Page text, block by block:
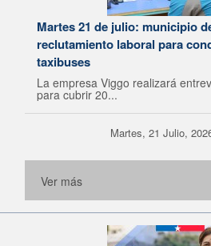
Martes 21 de julio: municipio
reclutamiento laboral para
taxibuses
La empresa Viggo realizará
para cubrir 20...
Martes, 21 Julio,
Ver más